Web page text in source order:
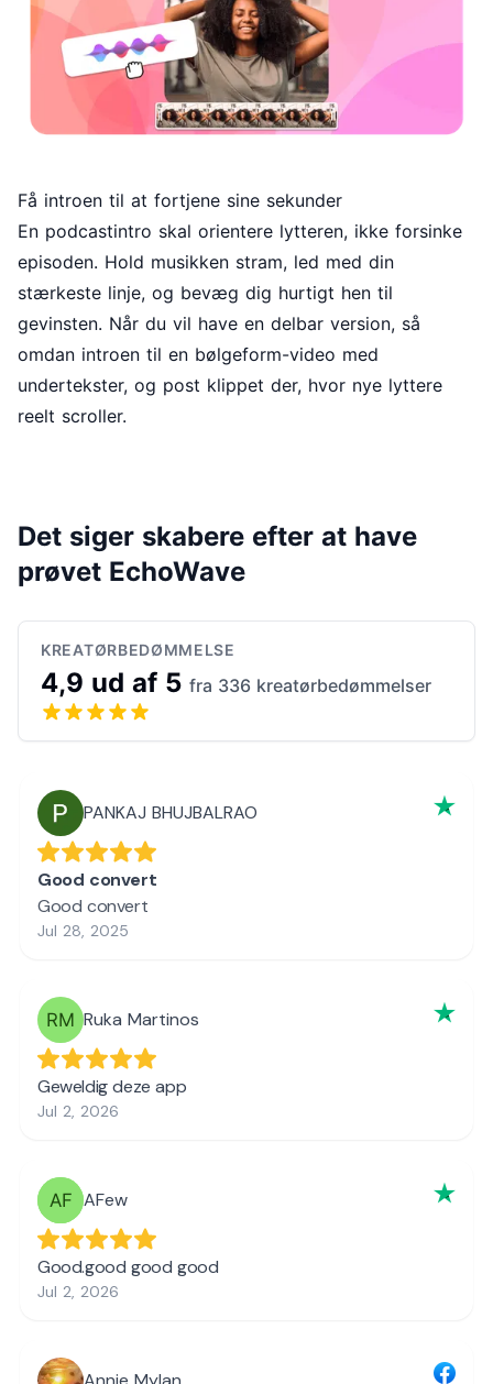
Få introen til at fortjene sine sekunder
En podcastintro skal orientere lytteren, ikke forsinke
episoden. Hold musikken stram, led med din
stærkeste linje, og bevæg dig hurtigt hen til
gevinsten. Når du vil have en delbar version, så
omdan introen til en bølgeform-video med
undertekster, og post klippet der, hvor nye lyttere
reelt scroller.
Det siger skabere efter at have
prøvet EchoWave
KREATØRBEDØMMELSE
4,9 ud af 5 fra 336 kreatørbedømmelser